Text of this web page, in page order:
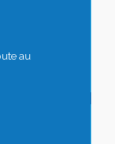
au